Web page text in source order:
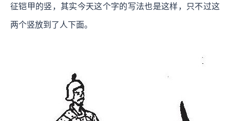
征铠甲的竖，其实今天这个字的写法也是这样，只不过这
两个竖放到了人下面。